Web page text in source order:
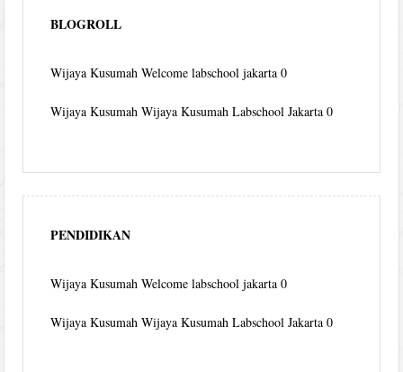
BLOGROLL
Wijaya Kusumah Welcome labschool jakarta 0
Wijaya Kusumah Wijaya Kusumah Labschool Jakarta 0
PENDIDIKAN
Wijaya Kusumah Welcome labschool jakarta 0
Wijaya Kusumah Wijaya Kusumah Labschool Jakarta 0